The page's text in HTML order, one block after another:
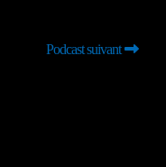
Podcast suivant